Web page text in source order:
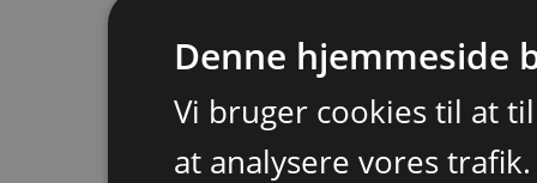
Denne hjemmeside
Vi bruger cookies til at
at analysere vores